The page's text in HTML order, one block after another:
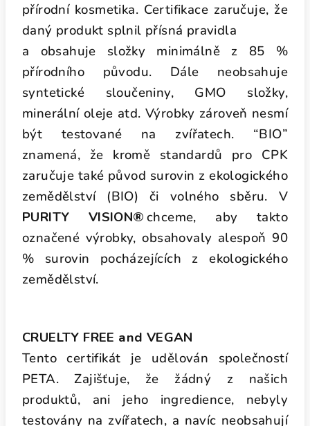
přírodní kosmetika. Certifikace zaručuje, že
daný produkt splnil přísná pravidla
a obsahuje složky minimálně z 85 %
přírodního původu. Dále neobsahuje
syntetické sloučeniny, GMO složky,
minerální oleje atd. Výrobky zároveň nesmí
být testované na zvířatech. “BIO”
znamená, že kromě standardů pro CPK
zaručuje také původ surovin z ekologického
zemědělství (BIO) či volného sběru. V
PURITY VISION®chceme, aby takto
označené výrobky, obsahovaly alespoň 90
% surovin pocházejících z ekologického
zemědělství.
CRUELTY FREE and VEGAN
Tento certifikát je udělován společností
PETA. Zajišťuje, že žádný z našich
produktů, ani jeho ingredience, nebyly
testovány na zvířatech, a navíc neobsahují